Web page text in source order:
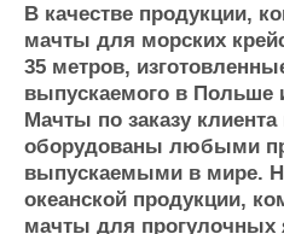
Еще
Судостроение
Пульс
Новости
Компании
Репутация
Работа
Доска
В качестве продукции,
мачты для морских
35 метров,
выпускаемого в Польше
Мачты по заказу
оборудованы любыми
выпускаемыми в мире.
океанской продукции,
мачты для прогулочных